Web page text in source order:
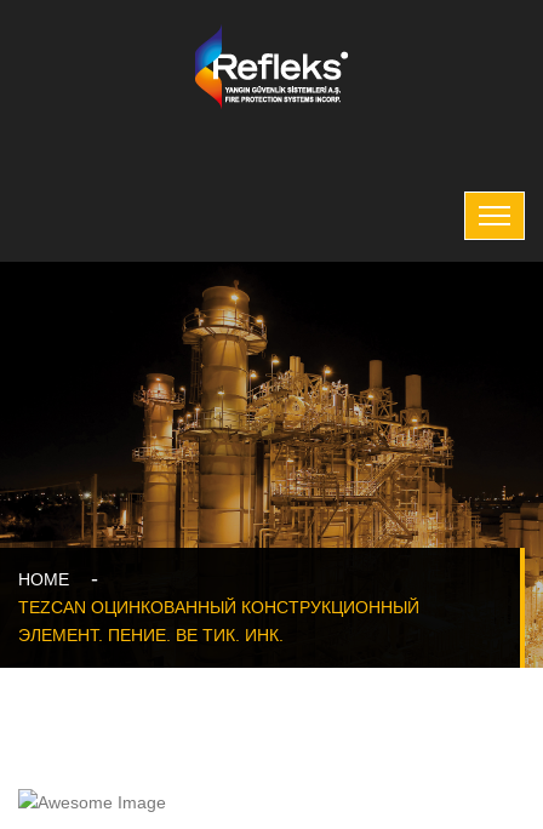
HOME
TEZCAN ОЦИНКОВАННЫЙ КОНСТРУКЦИОННЫЙ
ЭЛЕМЕНТ. ПЕНИЕ. ВЕ ТИК. ИНК.